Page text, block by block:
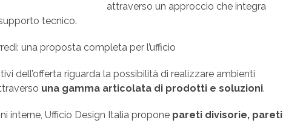
attraverso un approccio che integra
tecnico.
una proposta completa per l’ufficio
dell’offerta riguarda la possibilità di realizzare ambienti
una gamma articolata di prodotti e soluzioni.
interne, Ufficio Design Italia propone pareti divisorie, pareti